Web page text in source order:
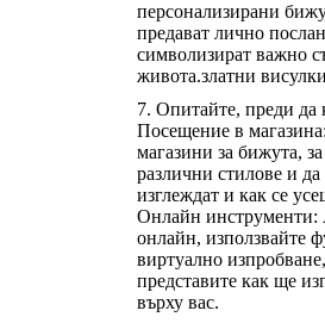
персонализирани
предават лично
символизират важно
живота.златни висулки
Опитайте, преди да
Посещение в
магазини за бижута,
различни стилове и
изглеждат и как се
Онлайн инструменти:
онлайн, използвайте
виртуално
представите как ще
върху вас.